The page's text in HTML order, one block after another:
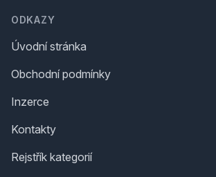
ODKAZY
Úvodní stránka
Obchodní podmínky
Inzerce
Kontakty
Rejstřík kategorií